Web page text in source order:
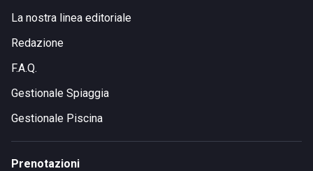
La nostra linea editoriale
Redazione
F.A.Q.
Gestionale Spiaggia
Gestionale Piscina
Prenotazioni